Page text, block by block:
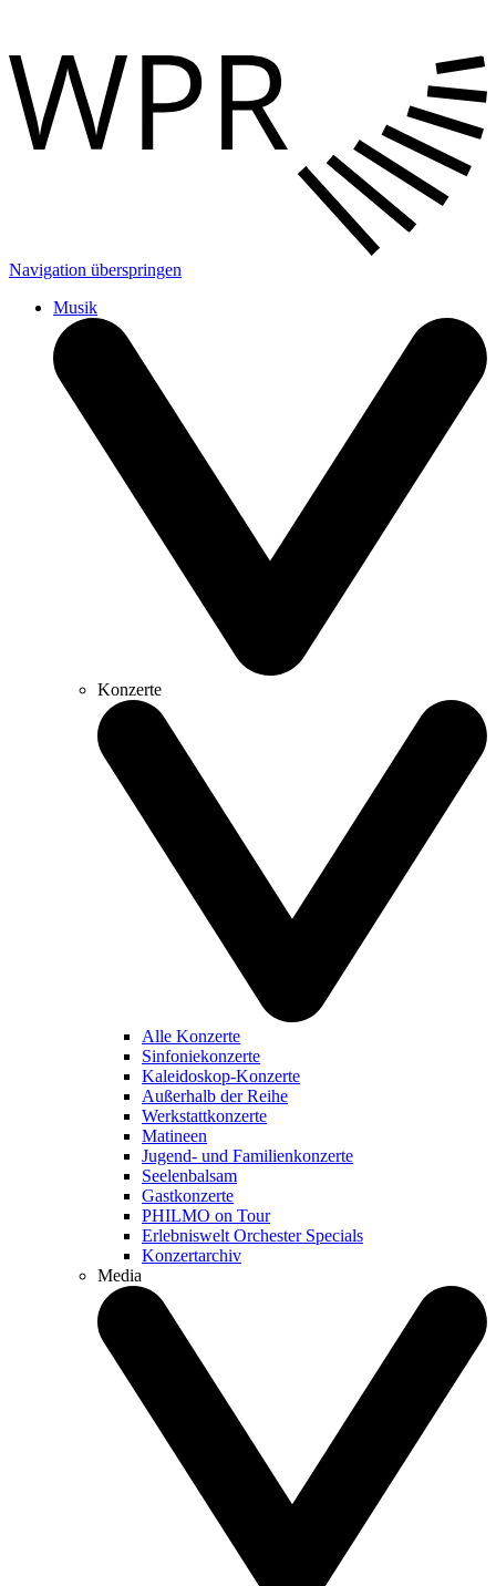
Navigation überspringen
Musik
Konzerte
Alle Konzerte
Sinfoniekonzerte
Kaleidoskop-Konzerte
Außerhalb der Reihe
Werkstattkonzerte
Matineen
Jugend- und Familienkonzerte
Seelenbalsam
Gastkonzerte
PHILMO on Tour
Erlebniswelt Orchester Specials
Konzertarchiv
Media